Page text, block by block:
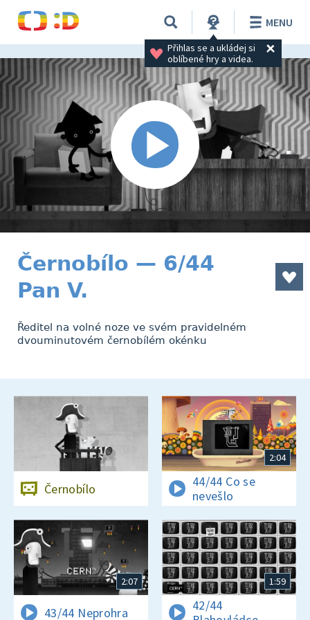
Přihlas se a ukládej si
oblíbené hry a videa.
MENU
Černobílo — 6/44
Pan V.
Ředitel na volné noze ve svém pravidelném
dvouminutovém černobílém okénku
Černobílo
2:04
44/44 Co se
nevešlo
2:07
43/44 Neprohra
1:59
42/44